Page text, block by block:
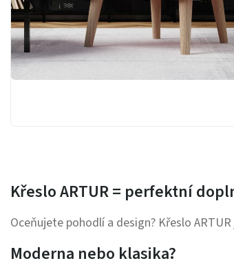
Křeslo ARTUR = perfektní
Oceňujete pohodlí a design? Křeslo
Moderna nebo klasika?